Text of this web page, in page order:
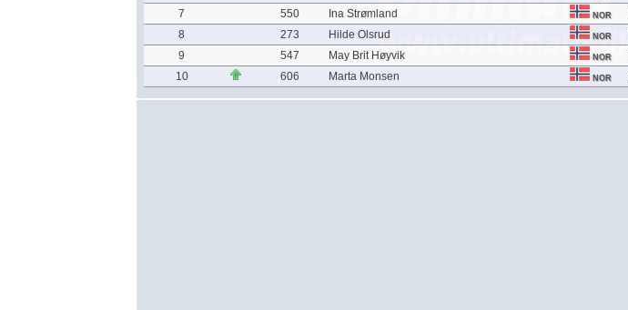
7
550 Ina Strømland NOR
8
273 Hilde Olsrud NOR
9
547 May Brit Høyvik NOR
10
606 Marta Monsen NOR